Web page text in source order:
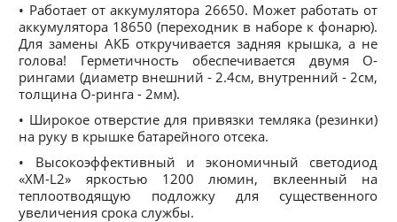
• Работает от аккумулятора 26650. Может работать от
аккумулятора 18650 (переходник в наборе к фонарю).
Для замены АКБ откручивается задняя крышка, а не
голова! Герметичность обеспечивается двумя О-
рингами (диаметр внешний - 2.4см, внутренний - 2см,
толщина О-ринга - 2мм).
• Широкое отверстие для привязки темляка (резинки)
на руку в крышке батарейного отсека.
• Высокоэффективный и экономичный светодиод
«XM-L2» яркостью 1200 люмин, вклеенный на
теплоотводящую подложку для существенного
увеличения срока службы.